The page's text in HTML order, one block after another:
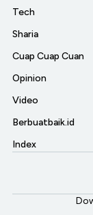
Tech
Sharia
Cuap Cuap Cuan
Opinion
Video
Berbuatbaik.id
Index